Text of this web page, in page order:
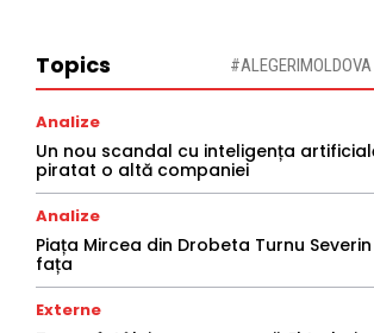
Topics #ALEGERIMOLDOVA
Analize
Un nou scandal cu inteligența
piratat o altă companiei
Analize
Piața Mircea din Drobeta Turnu
fața
Externe